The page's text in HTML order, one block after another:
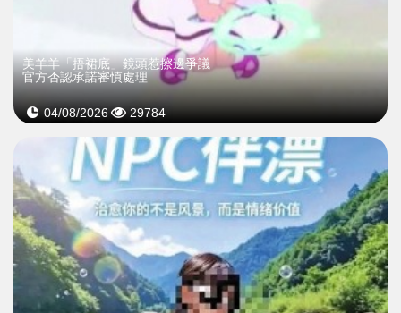
美羊羊「捂裙底」鏡頭惹擦邊爭議
官方否認承諾審慎處理
04/08/2026 29784